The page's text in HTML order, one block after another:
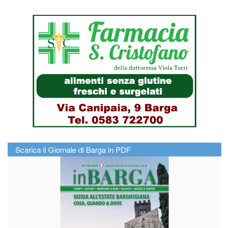
Scarica il Giornale di Barga in PDF